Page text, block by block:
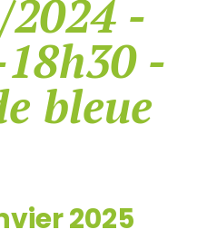
-
-
bleue
2025